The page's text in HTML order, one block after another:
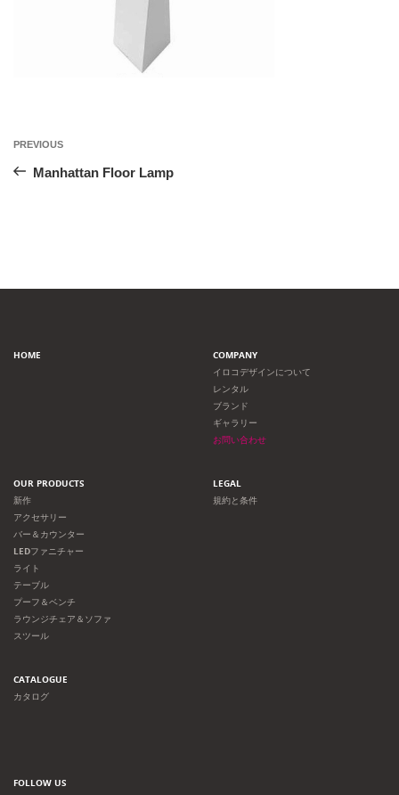
投
稿
ゲ
シ
Previous
PREVIOUS
Manhattan Floor Lamp
HOME
COMPANY
イロコデザインについて
レンタル
ブランド
ギャラリー
お問い合わせ
OUR PRODUCTS
新作
アクセサリー
バー＆カウンター
LEDファニチャー
ライト
テーブル
プーフ＆ベンチ
ラウンジチェア＆ソファ
スツール
LEGAL
規約と条件
CATALOGUE
カタログ
FOLLOW US